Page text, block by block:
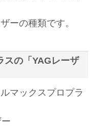
ーの種類です。
スの「YAGレーザ
マックスプロプラ